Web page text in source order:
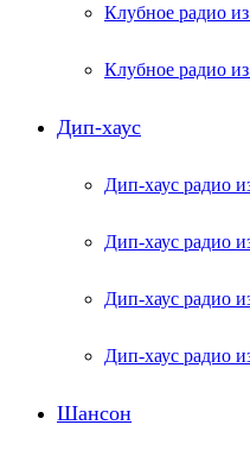
Клубное радио
Клубное радио
Дип-хаус
Дип-хаус радио
Дип-хаус радио
Дип-хаус радио
Дип-хаус радио
Шансон